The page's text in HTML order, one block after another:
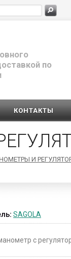
по
КОНТАКТЫ
И
SAGOLA
с